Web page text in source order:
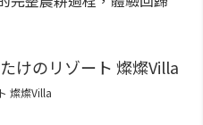
燦燦Villa